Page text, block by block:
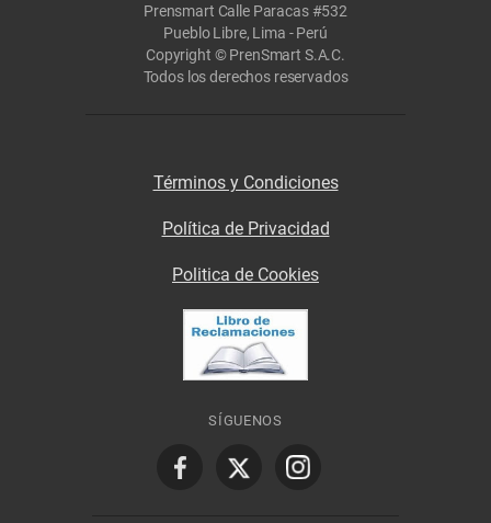
Prensmart Calle Paracas #532
Pueblo Libre, Lima - Perú
Copyright © PrenSmart S.A.C.
Todos los derechos reservados
Términos y Condiciones
Política de Privacidad
Politica de Cookies
SÍGUENOS